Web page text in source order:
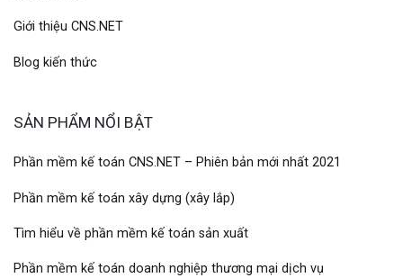
Giới thiệu CNS.NET
Blog kiến thức
SẢN PHẨM NỔI BẬT
Phần mềm kế toán CNS.NET – Phiên bản mới nhất 2021
Phần mềm kế toán xây dựng (xây lắp)
Tìm hiểu về phần mềm kế toán sản xuất
Phần mềm kế toán doanh nghiệp thương mại dịch vụ